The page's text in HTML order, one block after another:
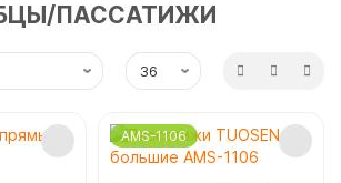
ПАССАТИЖИ
AMS-1106